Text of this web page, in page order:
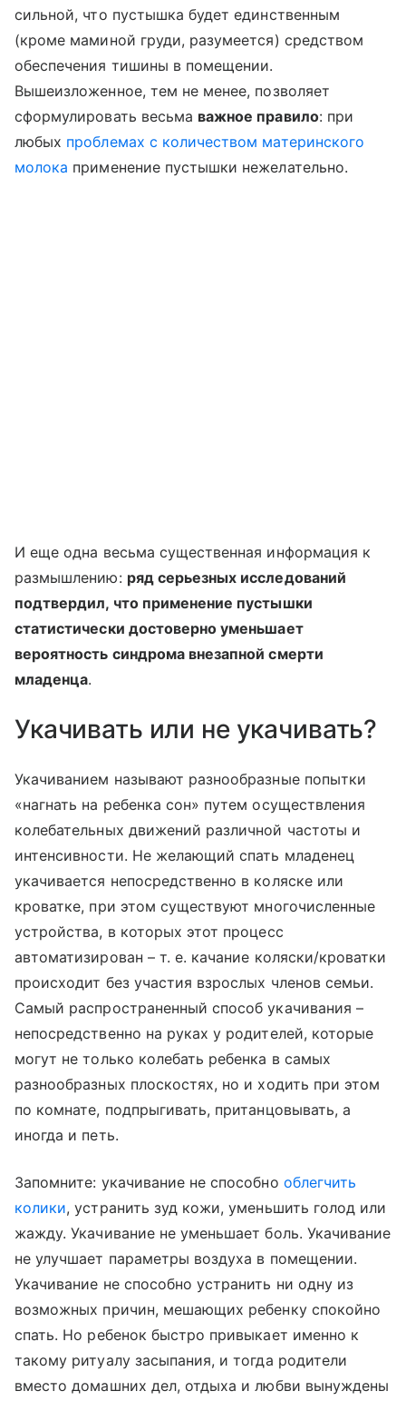
сильной, что пустышка будет единственным
(кроме маминой груди, разумеется) средством
обеспечения тишины в помещении.
Вышеизложенное, тем не менее, позволяет
сформулировать весьма важное правило: при
любых проблемах с количеством материнского
молока применение пустышки нежелательно.
И еще одна весьма существенная информация к
размышлению: ряд серьезных исследований
подтвердил, что применение пустышки
статистически достоверно уменьшает
вероятность синдрома внезапной смерти
младенца.
Укачивать или не укачивать?
Укачиванием называют разнообразные попытки
«нагнать на ребенка сон» путем осуществления
колебательных движений различной частоты и
интенсивности. Не желающий спать младенец
укачивается непосредственно в коляске или
кроватке, при этом существуют многочисленные
устройства, в которых этот процесс
автоматизирован – т. е. качание коляски/кроватки
происходит без участия взрослых членов семьи.
Самый распространенный способ укачивания –
непосредственно на руках у родителей, которые
могут не только колебать ребенка в самых
разнообразных плоскостях, но и ходить при этом
по комнате, подпрыгивать, пританцовывать, а
иногда и петь.
Запомните: укачивание не способно облегчить
колики, устранить зуд кожи, уменьшить голод или
жажду. Укачивание не уменьшает боль. Укачивание
не улучшает параметры воздуха в помещении.
Укачивание не способно устранить ни одну из
возможных причин, мешающих ребенку спокойно
спать. Но ребенок быстро привыкает именно к
такому ритуалу засыпания, и тогда родители
вместо домашних дел, отдыха и любви вынуждены